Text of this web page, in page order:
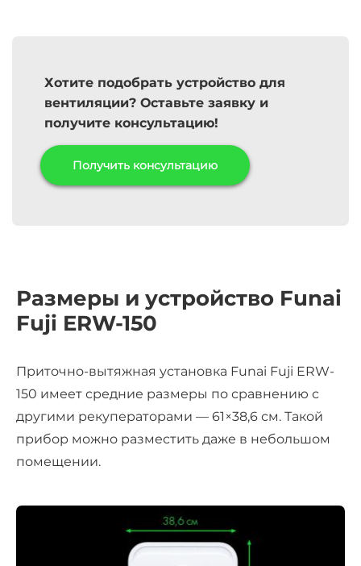
Хотите подобрать устройство для
вентиляции? Оставьте заявку и
получите консультацию!
Получить консультацию
Размеры и устройство Funai
Fuji ERW-150
Приточно-вытяжная установка Funai Fuji ERW-
150 имеет средние размеры по сравнению с
другими рекуператорами — 61×38,6 см. Такой
прибор можно разместить даже в небольшом
помещении.